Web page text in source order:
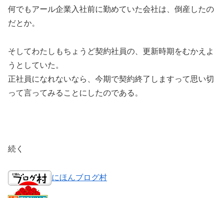
何でもアール企業入社前に勤めていた会社は、倒産したの
だとか。
そしてわたしもちょうど契約社員の、更新時期をむかえよ
うとしていた。
正社員になれないなら、今期で契約終了しますって思い切
って言ってみることにしたのである。
続く
にほんブログ村